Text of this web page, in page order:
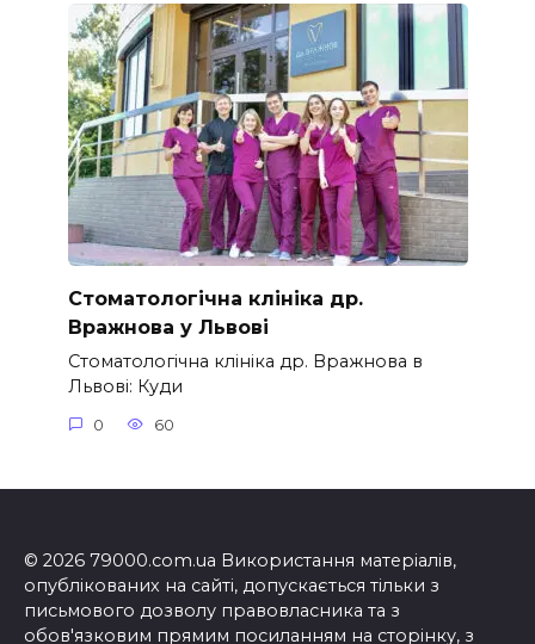
Стоматологічна клініка др.
Вражнова у Львові
Стоматологічна клініка др. Вражнова в
Львові: Куди
0 60
© 2026 79000.com.ua Використання матеріалів,
опублікованих на сайті, допускається тільки з
письмового дозволу правовласника та з
обов'язковим прямим посиланням на сторінку, з